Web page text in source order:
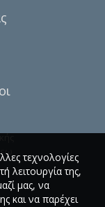
τεχνολογίες
λειτουργία της,
μας, να
και να παρέχει